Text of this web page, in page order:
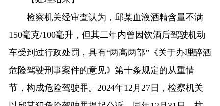
检察机关经审查认为，邱某血液酒精含量不满
150毫克/100毫升，但其二年内曾因饮酒后驾驶机动
车受到过行政处罚，具有“两高两部”《关于办理醉酒
危险驾驶刑事案件的意见》第十条规定的从重情
节，构成危险驾驶罪。2024年12月27日，检察机关